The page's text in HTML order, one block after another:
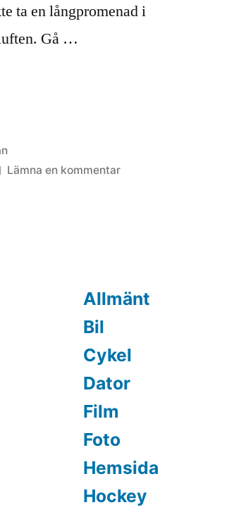
ta en långpromenad i
Gå …
Lämna en kommentartill
Allmänt
Bil
Cykel
Dator
Film
Foto
Hemsida
Hockey